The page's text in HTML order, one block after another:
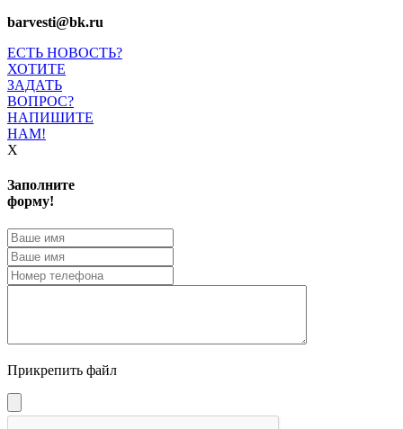
barvesti@bk.ru
ЕСТЬ НОВОСТЬ?
ХОТИТЕ
ЗАДАТЬ
ВОПРОС?
НАПИШИТЕ
НАМ!
X
Заполните
форму!
Прикрепить файл